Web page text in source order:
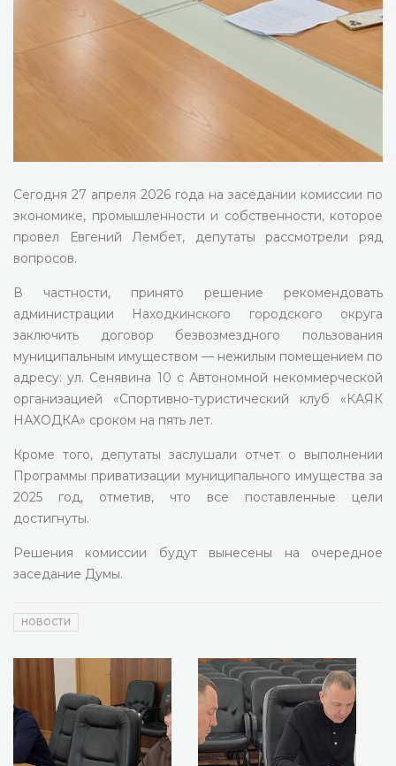
Сегодня 27 апреля 2026 года на заседании комиссии по
экономике, промышленности и собственности, которое
провел Евгений Лембет, депутаты рассмотрели ряд
вопросов.
В частности, принято решение рекомендовать
администрации Находкинского городского округа
заключить договор безвозмездного пользования
муниципальным имуществом — нежилым помещением по
адресу: ул. Сенявина 10 с Автономной некоммерческой
организацией «Спортивно-туристический клуб «КАЯК
НАХОДКА» сроком на пять лет.
Кроме того, депутаты заслушали отчет о выполнении
Программы приватизации муниципального имущества за
2025 год, отметив, что все поставленные цели
достигнуты.
Решения комиссии будут вынесены на очередное
заседание Думы.
НОВОСТИ